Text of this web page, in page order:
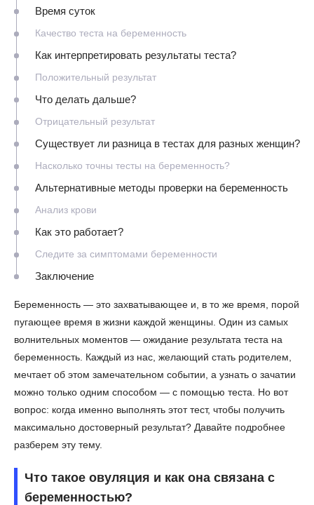
Время суток
Качество теста на беременность
Как интерпретировать результаты теста?
Положительный результат
Что делать дальше?
Отрицательный результат
Существует ли разница в тестах для разных женщин?
Насколько точны тесты на беременность?
Альтернативные методы проверки на беременность
Анализ крови
Как это работает?
Следите за симптомами беременности
Заключение
Беременность — это захватывающее и, в то же время, порой
пугающее время в жизни каждой женщины. Один из самых
волнительных моментов — ожидание результата теста на
беременность. Каждый из нас, желающий стать родителем,
мечтает об этом замечательном событии, а узнать о зачатии
можно только одним способом — с помощью теста. Но вот
вопрос: когда именно выполнять этот тест, чтобы получить
максимально достоверный результат? Давайте подробнее
разберем эту тему.
Что такое овуляция и как она связана с
беременностью?